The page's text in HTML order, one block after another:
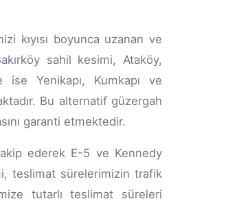
kıyısı boyunca uzanan ve
sahil kesimi, Ataköy,
Yenikapı, Kumkapı ve
Bu alternatif güzergah
garanti etmektedir.
ederek E-5 ve Kennedy
teslimat sürelerimizin trafik
tutarlı teslimat süreleri